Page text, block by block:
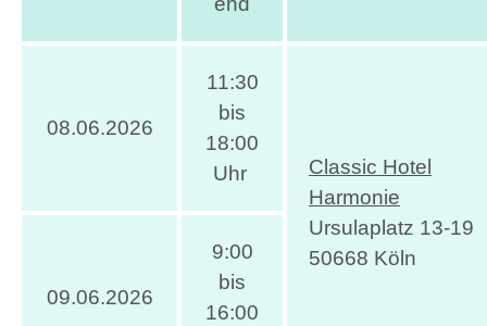
08.06.2026
11:30
bis
18:00
Uhr
Classic Hotel
Harmonie
Ursulaplatz 13-19
50668 Köln
09.06.2026
9:00
bis
16:00